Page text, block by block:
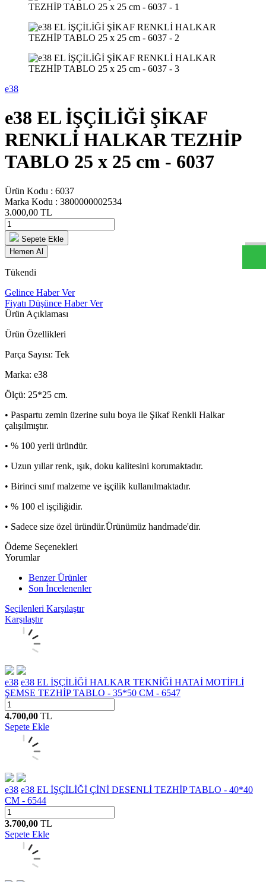
e38
e38 EL İŞÇİLİĞİ ŞİKAF
RENKLİ HALKAR TEZHİP
TABLO 25 x 25 cm - 6037
Ürün Kodu : 6037
Marka Kodu : 3800000002534
3.000,00 TL
Sepete Ekle
Hemen Al
Tükendi
Gelince Haber Ver
Fiyatı Düşünce Haber Ver
Ürün Açıklaması
Ürün Özellikleri
Parça Sayısı: Tek
Marka: e38
Ölçü: 25*25 cm.
• Paspartu zemin üzerine sulu boya ile Şikaf Renkli Halkar
çalışılmıştır.
• % 100 yerli üründür.
• Uzun yıllar renk, ışık, doku kalitesini korumaktadır.
• Birinci sınıf malzeme ve işçilik kullanılmaktadır.
• % 100 el işçiliğidir.
• Sadece size özel üründür.Ürünümüz handmade'dir.
Ödeme Seçenekleri
Yorumlar
Benzer Ürünler
Son İncelenenler
Seçilenleri Karşılaştır
Karşılaştır
e38 e38 EL İŞÇİLİĞİ HALKAR TEKNİĞİ HATAİ MOTİFLİ
ŞEMSE TEZHİP TABLO - 35*50 CM - 6547
4.700,00 TL
Sepete Ekle
e38 e38 EL İŞÇİLİĞİ ÇİNİ DESENLİ TEZHİP TABLO - 40*40
CM - 6544
3.700,00 TL
Sepete Ekle